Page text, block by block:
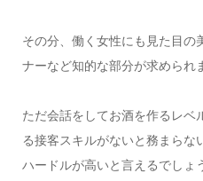
その分、働く女性にも見た目の
ナーなど知的な部分が求められ
ただ会話をしてお酒を作るレベ
る接客スキルがないと務まら
ハードルが高いと言えるでしょ